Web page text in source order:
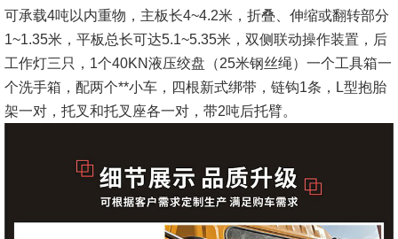
可承载4吨以内重物，主板长4~4.2米，折叠、伸缩或翻转部分
1~1.35米，平板总长可达5.1~5.35米，双侧联动操作装置，后
工作灯三只，1个40KN液压绞盘（25米钢丝绳）一个工具箱一
个洗手箱，配两个**小车，四根新式绑带，链钩1条，L型抱胎
架一对，托叉和托叉座各一对，带2吨后托臂。